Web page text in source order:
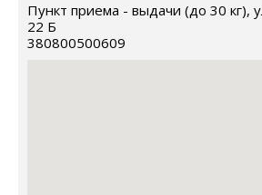
Пункт приема - выдачи (до 30 кг),
22 Б
380800500609